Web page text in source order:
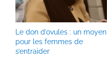
Le don d’ovules : un moyen
pour les femmes de
s’entraider